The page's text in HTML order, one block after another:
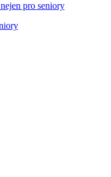
pro seniory